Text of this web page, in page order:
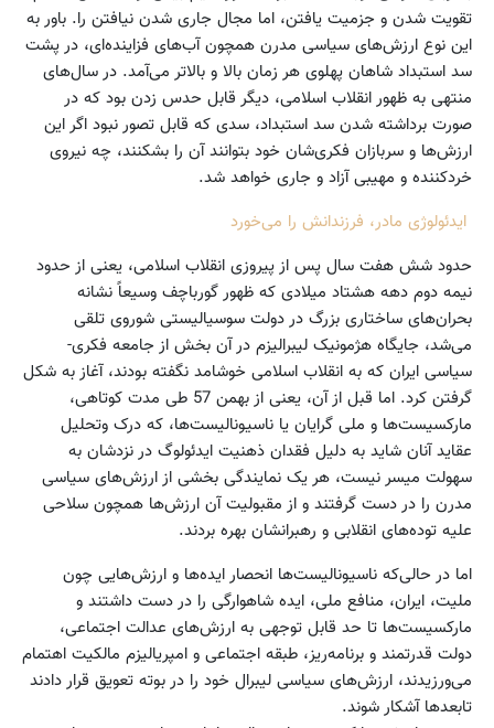
تقویت شدن و جزمیت یافتن، اما مجال جاری شدن نیافتن را. باور به
این نوع ارزش‌های سیاسی مدرن همچون آب‌های فزاینده‌ای، در پشت
سد استبداد شاهان پهلوی هر زمان بالا و بالاتر می‌آمد. در سال‌های
منتهی به ظهور انقلاب اسلامی، دیگر قابل حدس زدن بود که در
صورت برداشته شدن سد استبداد، سدی که قابل تصور نبود اگر این
ارزش‌ها و سربازان فکری‌شان خود بتوانند آن را بشکنند، چه نیروی
خردکننده و مهیبی آزاد و جاری خواهد شد.
ایدئولوژی مادر، فرزندانش را می‌خورد
حدود شش هفت سال پس از پیروزی انقلاب اسلامی، یعنی از حدود
نیمه دوم دهه هشتاد میلادی که ظهور گورباچف وسیعاً نشانه
بحران‌های ساختاری بزرگ در دولت سوسیالیستی شوروی تلقی
می‌شد، جایگاه هژمونیک لیبرالیزم در آن بخش از جامعه فکری-
سیاسی ایران که به انقلاب اسلامی خوشامد نگفته بودند، آغاز به شکل
گرفتن کرد. اما قبل از آن، یعنی از بهمن 57 طی مدت کوتاهی،
مارکسیست‌ها و ملی گرایان یا ناسیونالیست‌ها، که درک وتحلیل
عقاید آنان شاید به دلیل فقدان ذهنیت ایدئولوگ در نزدشان به
سهولت میسر نیست، هر یک نمایندگی بخشی از ارزش‌های سیاسی
مدرن را در دست گرفتند و از مقبولیت آن ارزش‌ها همچون سلاحی
علیه توده‌های انقلابی و رهبرانشان بهره بردند.
اما در حالی‌که ناسیونالیست‌ها انحصار ایده‌ها و ارزش‌هایی چون
ملیت، ایران، منافع ملی، ایده شاهوارگی را در دست داشتند و
مارکسیست‌ها تا حد قابل توجهی به ارزش‌های عدالت اجتماعی،
دولت قدرتمند و برنامه‌ریز، طبقه اجتماعی و امپریالیزم مالکیت اهتمام
می‌ورزیدند، ارزش‌های سیاسی لیبرال خود را در بوته تعویق قرار دادند
تابعدها آشکار شوند.